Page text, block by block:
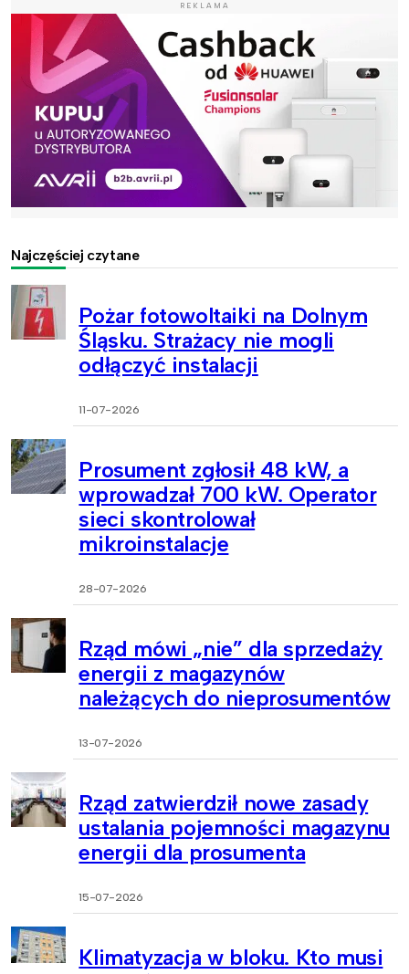
REKLAMA
Najczęściej czytane
Pożar fotowoltaiki na Dolnym
Śląsku. Strażacy nie mogli
odłączyć instalacji
11-07-2026
Prosument zgłosił 48 kW, a
wprowadzał 700 kW. Operator
sieci skontrolował
mikroinstalacje
28-07-2026
Rząd mówi „nie” dla sprzedaży
energii z magazynów
należących do nieprosumentów
13-07-2026
Rząd zatwierdził nowe zasady
ustalania pojemności magazynu
energii dla prosumenta
15-07-2026
Klimatyzacja w bloku. Kto musi